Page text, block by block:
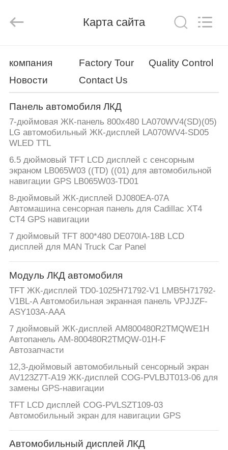
ПРОДУКТЫ
VR
ШОУ
О
НАС
ПУТЕШЕСТВИЕ
ФАБРИКИ
ПРОВЕРКА
КАЧЕСТВА
СВЯЖИТЕСЬ
МЫ
НОВОСТИ
СПРОСИТЕ
ЦИТАТУ
Rights
Карта сайта
компания Factory Tour
Quality Control
Новости
Contact Us
Панель автомобиля ЛКД
7-дюймовая ЖК-панель 800x480 LA070WV4(SD)(05)
LG автомобильный ЖК-дисплей LA070WV4-SD05
WLED TTL
6.5 дюймовый TFT LCD дисплей с сенсорным
экраном LB065W03 ((TD) ((01) для автомобильной
навигации GPS LB065W03-TD01
8-дюймовый ЖК-дисплей DJ080EA-07A
Автомашина сенсорная панель для Cadillac XT4
CT4 GPS навигации
7 дюймовый TFT 800*480 DE070IA-18B LCD
дисплей для MAN Truck Car Panel
Модуль ЛКД автомобиля
TFT ЖК-дисплей TD0-1025H71792-V1 LMB5H71792-
V1BL-A Автомобильная экранная панель VPJJZF-
ASY103A-AAA
7 дюймовый ЖК-дисплей AM800480R2TMQWE1H
Автопанель AM-800480R2TMQW-01H-F
Автозапчасти
12,3-дюймовый автомобильный сенсорный экран
AV123Z7T-A19 ЖК-дисплей COG-PVLBJT013-06 для
замены GPS-навигации
TFT LCD дисплей COG-PVLSZT109-03
Автомобильный экран для навигации GPS
Автомобильный дисплей ЛКД